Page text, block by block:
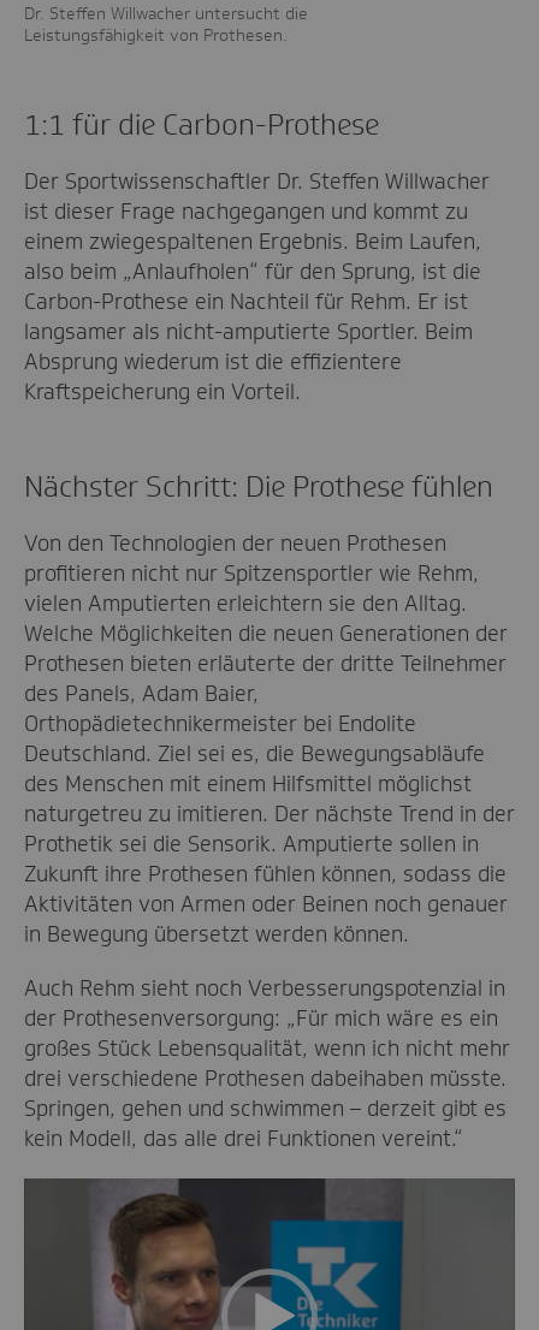
Dr. Steffen Willwacher untersucht die
Leistungsfähigkeit von Prothesen.
1:1 für die Carbon-Prothese
Der Sportwissenschaftler Dr. Steffen Willwacher
ist dieser Frage nachgegangen und kommt zu
einem zwiegespaltenen Ergebnis. Beim Laufen,
also beim „Anlaufholen“ für den Sprung, ist die
Carbon-Prothese ein Nachteil für Rehm. Er ist
langsamer als nicht-amputierte Sportler. Beim
Absprung wiederum ist die effizientere
Kraftspeicherung ein Vorteil.
Nächster Schritt: Die Prothese fühlen
Von den Technologien der neuen Prothesen
profitieren nicht nur Spitzensportler wie Rehm,
vielen Amputierten erleichtern sie den Alltag.
Welche Möglichkeiten die neuen Generationen der
Prothesen bieten erläuterte der dritte Teilnehmer
des Panels, Adam Baier,
Orthopädietechnikermeister bei Endolite
Deutschland. Ziel sei es, die Bewegungsabläufe
des Menschen mit einem Hilfsmittel möglichst
naturgetreu zu imitieren. Der nächste Trend in der
Prothetik sei die Sensorik. Amputierte sollen in
Zukunft ihre Prothesen fühlen können, sodass die
Aktivitäten von Armen oder Beinen noch genauer
in Bewegung übersetzt werden können.
Auch Rehm sieht noch Verbesserungspotenzial in
der Prothesenversorgung: „Für mich wäre es ein
großes Stück Lebensqualität, wenn ich nicht mehr
drei verschiedene Prothesen dabeihaben müsste.
Springen, gehen und schwimmen – derzeit gibt es
kein Modell, das alle drei Funktionen vereint.“